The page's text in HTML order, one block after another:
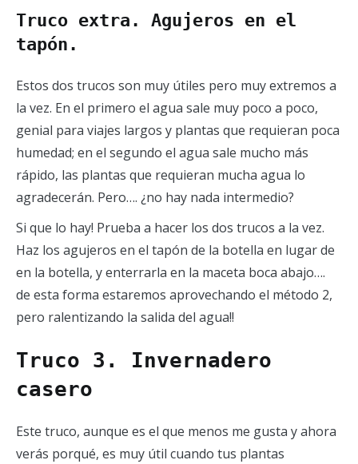
Truco extra. Agujeros en el
tapón.
Estos dos trucos son muy útiles pero muy extremos a
la vez. En el primero el agua sale muy poco a poco,
genial para viajes largos y plantas que requieran poca
humedad; en el segundo el agua sale mucho más
rápido, las plantas que requieran mucha agua lo
agradecerán. Pero…. ¿no hay nada intermedio?
Si que lo hay! Prueba a hacer los dos trucos a la vez.
Haz los agujeros en el tapón de la botella en lugar de
en la botella, y enterrarla en la maceta boca abajo….
de esta forma estaremos aprovechando el método 2,
pero ralentizando la salida del agua!!
Truco 3. Invernadero
casero
Este truco, aunque es el que menos me gusta y ahora
verás porqué, es muy útil cuando tus plantas